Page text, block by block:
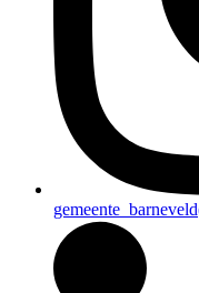
gemeente_barneveld